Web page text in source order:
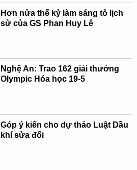
Hơn nửa thế kỷ làm sáng tỏ lịch
sử của GS Phan Huy Lê
Nghệ An: Trao 162 giải thưởng
Olympic Hóa học 19-5
Góp ý kiến cho dự thảo Luật Dầu
khí sửa đổi